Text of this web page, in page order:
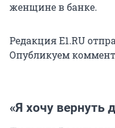
женщине в банке.
Редакция E1.RU
Опубликуем
«Я хочу вернуть